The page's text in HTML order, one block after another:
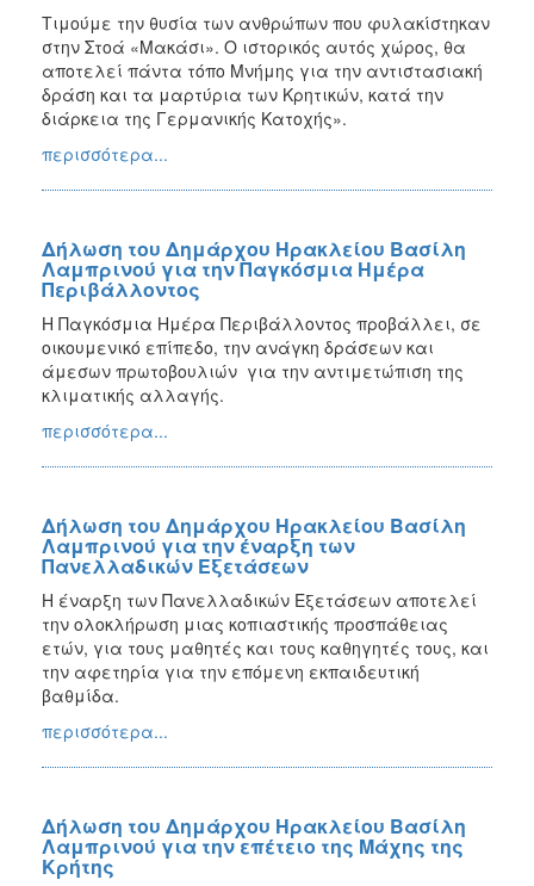
Τιμούμε την θυσία των ανθρώπων που φυλακίστηκαν
στην Στοά «Μακάσι». Ο ιστορικός αυτός χώρος, θα
αποτελεί πάντα τόπο Μνήμης για την αντιστασιακή
δράση και τα μαρτύρια των Κρητικών, κατά την
διάρκεια της Γερμανικής Κατοχής».
περισσότερα...
Δήλωση του Δημάρχου Ηρακλείου Βασίλη
Λαμπρινού για την Παγκόσμια Ημέρα
Περιβάλλοντος
Η Παγκόσμια Ημέρα Περιβάλλοντος προβάλλει, σε
οικουμενικό επίπεδο, την ανάγκη δράσεων και
άμεσων πρωτοβουλιών για την αντιμετώπιση της
κλιματικής αλλαγής.
περισσότερα...
Δήλωση του Δημάρχου Ηρακλείου Βασίλη
Λαμπρινού για την έναρξη των
Πανελλαδικών Εξετάσεων
Η έναρξη των Πανελλαδικών Εξετάσεων αποτελεί
την ολοκλήρωση μιας κοπιαστικής προσπάθειας
ετών, για τους μαθητές και τους καθηγητές τους, και
την αφετηρία για την επόμενη εκπαιδευτική
βαθμίδα.
περισσότερα...
Δήλωση του Δημάρχου Ηρακλείου Βασίλη
Λαμπρινού για την επέτειο της Μάχης της
Κρήτης